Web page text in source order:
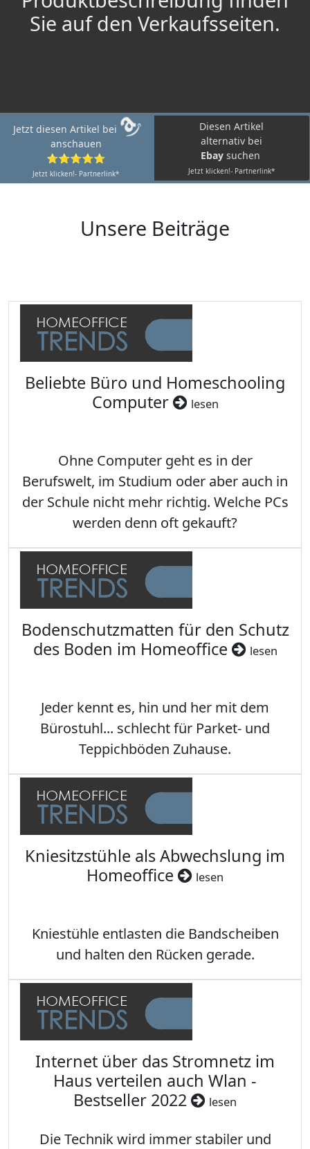
Sie auf den Verkaufsseiten.
Jetzt diesen Artikel bei
anschauen
⭐⭐⭐⭐⭐
Jetzt klicken!- Partnerlink*
Diesen Artikel
alternativ bei
Ebay suchen
Jetzt klicken!- Partnerlink*
Unsere Beiträge
Beliebte Büro und Homeschooling
Computer
lesen
Ohne Computer geht es in der
Berufswelt, im Studium oder aber auch in
der Schule nicht mehr richtig. Welche PCs
werden denn oft gekauft?
Bodenschutzmatten für den Schutz
des Boden im Homeoffice
lesen
Jeder kennt es, hin und her mit dem
Bürostuhl... schlecht für Parket- und
Teppichböden Zuhause.
Kniesitzstühle als Abwechslung im
Homeoffice
lesen
Kniestühle entlasten die Bandscheiben
und halten den Rücken gerade.
Internet über das Stromnetz im
Haus verteilen auch Wlan -
Bestseller 2022
lesen
Die Technik wird immer stabiler und